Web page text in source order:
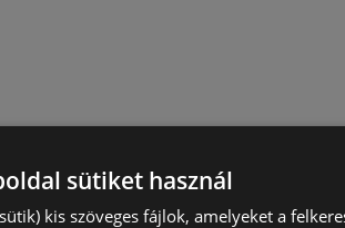
sütiket használ
kis szöveges fájlok, amelyeket a